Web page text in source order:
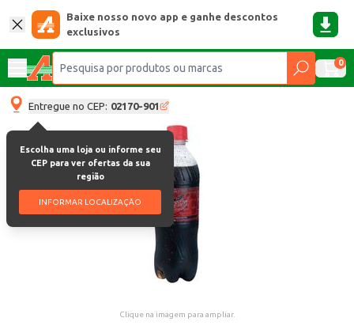
Baixe nosso novo app e ganhe descontos
exclusivos
0
Entregue no CEP: 02170-901
Escolha uma loja ou informe seu
CEP para ver ofertas da sua
região
INFORMAR LOCALIZAÇÃO
Clique na imagem para ampliar.